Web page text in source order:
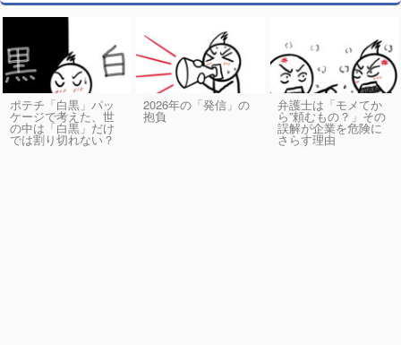
ポテチ「白黒」パッ
ケージで考えた、世
の中は「白黒」だけ
では割り切れない？
2026年の「発信」の
抱負
弁護士は「モメてか
ら”頼むもの？」その
誤解が企業を危険に
さらす理由